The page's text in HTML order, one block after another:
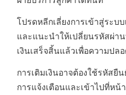
โปรดหลีกเลี่ยงการเข้าสู่ระบ
และแนะนำให้เปลี่ยนรหัสผ่า
เงินเสร็จสิ้นแล้วเพื่อความปล
การเติมเงินอาจต้องใช้รหัสยื
การแจ้งเตือนและเข้าไปที่หน้